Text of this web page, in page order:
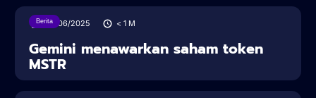
Berita
28/06/2025 < 1 M
Gemini menawarkan saham token
MSTR